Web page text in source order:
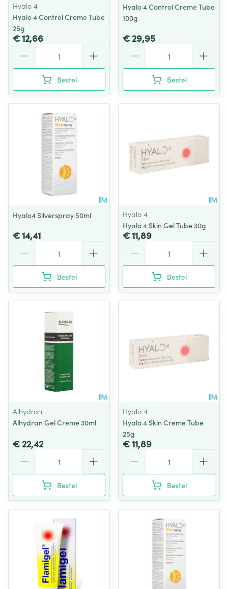
Hyalo 4
Hyalo 4 Control Creme Tube
25g
€ 12,66
Bestel
Hyalo 4 Control Creme Tube
100g
€ 29,95
Bestel
Hyalo4 Silverspray 50ml
€ 14,41
Bestel
Hyalo 4
Hyalo 4 Skin Gel Tube 30g
€ 11,89
Bestel
Alhydran
Alhydran Gel Creme 30ml
€ 22,42
Bestel
Hyalo 4
Hyalo 4 Skin Creme Tube
25g
€ 11,89
Bestel